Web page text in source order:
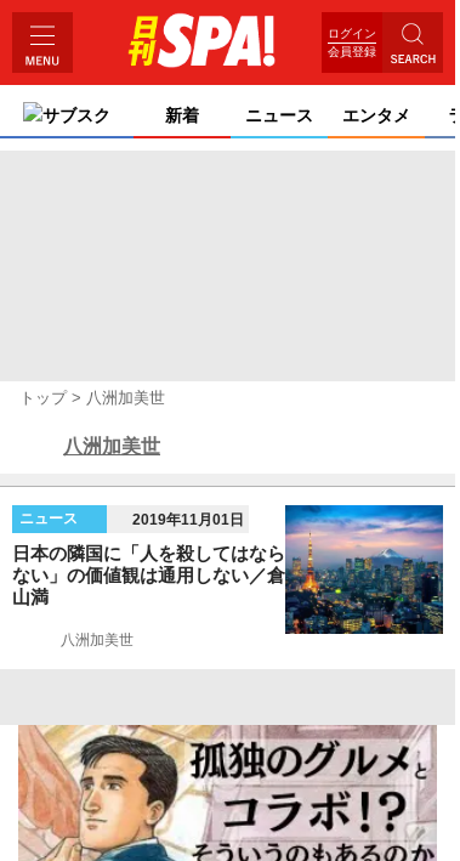
ログイン
会員登録
サブスク 新着 ニュース エンタメ
トップ 八洲加美世
八洲加美世
ニュース 2019年11月01日
日本の隣国に「人を殺してはなら
ない」の価値観は通用しない／倉
山満
八洲加美世